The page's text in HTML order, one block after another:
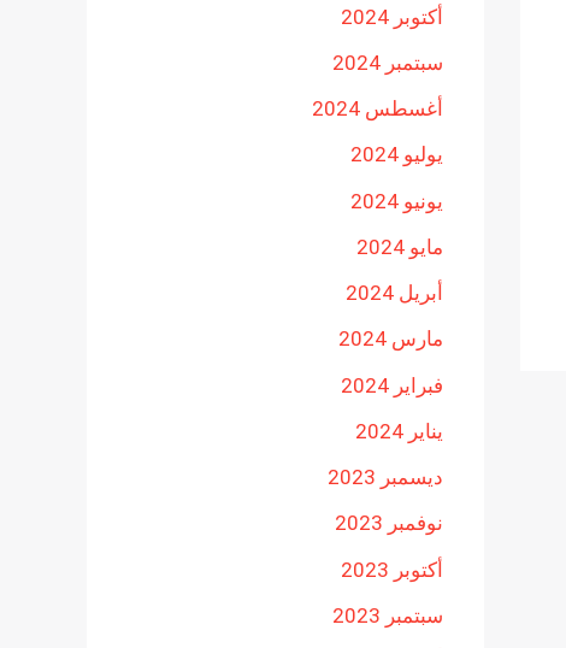
أكتوبر 2024
سبتمبر 2024
أغسطس 2024
يوليو 2024
يونيو 2024
مايو 2024
أبريل 2024
مارس 2024
فبراير 2024
يناير 2024
ديسمبر 2023
نوفمبر 2023
أكتوبر 2023
سبتمبر 2023